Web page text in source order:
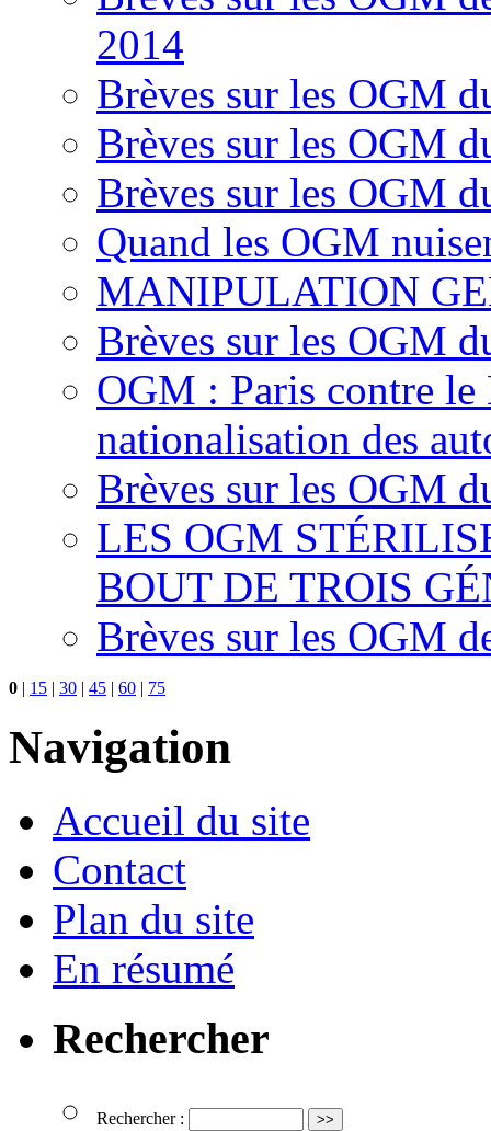
2014
Brèves sur les OGM
Brèves sur les OGM
Brèves sur les OGM
Quand les OGM
MANIPULATION
Brèves sur les OGM
OGM : Paris contre
nationalisation des
Brèves sur les OGM
LES OGM
BOUT DE TROIS
Brèves sur les OGM
0 | 15 | 30 | 45 | 60 | 75
Navigation
Accueil du site
Contact
Plan du site
En résumé
Rechercher
Rechercher :